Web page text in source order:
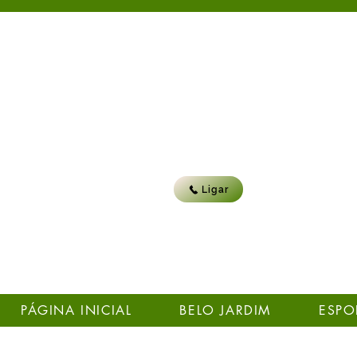
Ligar
PÁGINA INICIAL BELO JARDIM